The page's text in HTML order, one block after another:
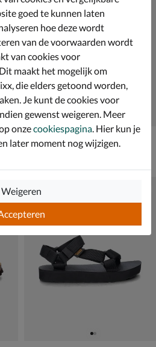
Nelson Kids
Sandalen - blauw
goed te kunnen laten
hoe deze wordt
van de voorwaarden wordt
van cookies voor
maakt het mogelijk om
die elders getoond worden,
Je kunt de cookies voor
gewenst weigeren. Meer
onzecookiespagina . Hier kun je
later moment nog wijzigen.
Weigeren